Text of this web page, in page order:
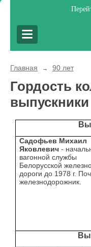
Главная → 90 лет
Гордость
выпускники
Садофьев Михаил
Яковлевич-
вагонной службы
Белорусской
дороги до 1978 г.
железнодорожник.